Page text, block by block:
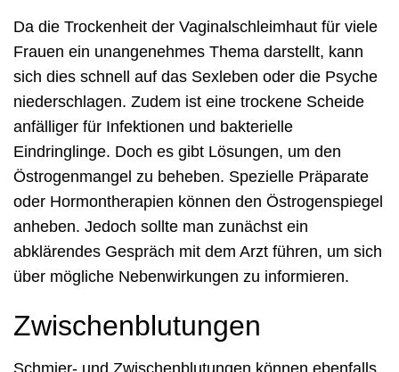
Da die Trockenheit der Vaginalschleimhaut für viele
Frauen ein unangenehmes Thema darstellt, kann
sich dies schnell auf das Sexleben oder die Psyche
niederschlagen. Zudem ist eine trockene Scheide
anfälliger für Infektionen und bakterielle
Eindringlinge. Doch es gibt Lösungen, um den
Östrogenmangel zu beheben. Spezielle Präparate
oder Hormontherapien können den Östrogenspiegel
anheben. Jedoch sollte man zunächst ein
abklärendes Gespräch mit dem Arzt führen, um sich
über mögliche Nebenwirkungen zu informieren.
Zwischenblutungen
Schmier- und Zwischenblutungen können ebenfalls